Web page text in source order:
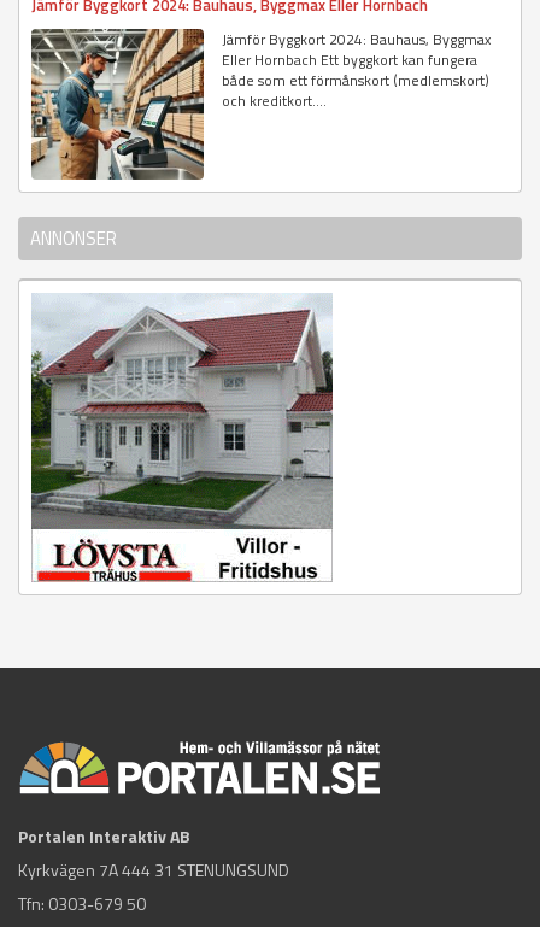
Jämför Byggkort 2024: Bauhaus, Byggmax
Eller Hornbach Ett byggkort kan fungera
både som ett förmånskort (medlemskort)
och kreditkort....
ANNONSER
Portalen Interaktiv AB
Kyrkvägen 7A 444 31 STENUNGSUND
Tfn: 0303-679 50